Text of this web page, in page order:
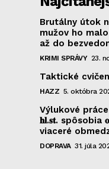
Brutálny útok
mužov ho
až do
KRIMI SPRÁVY 23.
Taktické
HAZZ 5. októbra
Výlukové práce
𝐡𝐥.𝐬𝐭. spôsobia
viaceré
DOPRAVA 31. júla